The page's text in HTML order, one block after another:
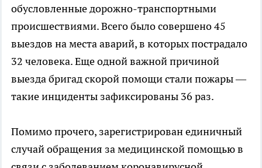
обусловленные дорожно-транспортными
происшествиями. Всего было совершено 45
выездов на места аварий, в которых пострадало
32 человека. Еще одной важной причиной
выезда бригад скорой помощи стали пожары —
такие инциденты зафиксированы 36 раз.
Помимо прочего, зарегистрирован единичный
случай обращения за медицинской помощью в